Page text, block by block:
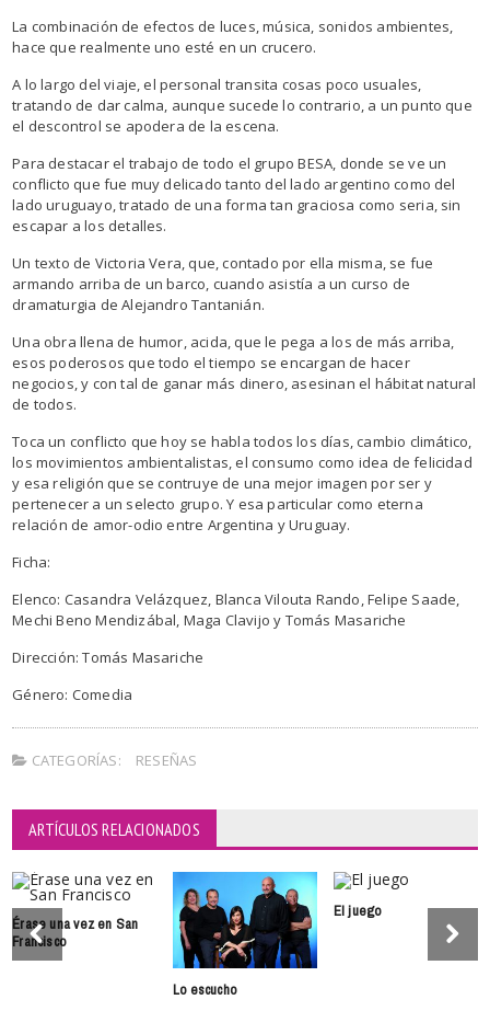
La combinación de efectos de luces, música, sonidos ambientes,
hace que realmente uno esté en un crucero.
A lo largo del viaje, el personal transita cosas poco usuales,
tratando de dar calma, aunque sucede lo contrario, a un punto que
el descontrol se apodera de la escena.
Para destacar el trabajo de todo el grupo BESA, donde se ve un
conflicto que fue muy delicado tanto del lado argentino como del
lado uruguayo, tratado de una forma tan graciosa como seria, sin
escapar a los detalles.
Un texto de Victoria Vera, que, contado por ella misma, se fue
armando arriba de un barco, cuando asistía a un curso de
dramaturgia de Alejandro Tantanián.
Una obra llena de humor, acida, que le pega a los de más arriba,
esos poderosos que todo el tiempo se encargan de hacer
negocios, y con tal de ganar más dinero, asesinan el hábitat natural
de todos.
Toca un conflicto que hoy se habla todos los días, cambio climático,
los movimientos ambientalistas, el consumo como idea de felicidad
y esa religión que se contruye de una mejor imagen por ser y
pertenecer a un selecto grupo. Y esa particular como eterna
relación de amor-odio entre Argentina y Uruguay.
Ficha:
Elenco: Casandra Velázquez, Blanca Vilouta Rando, Felipe Saade,
Mechi Beno Mendizábal, Maga Clavijo y Tomás Masariche
Dirección: Tomás Masariche
Género: Comedia
CATEGORÍAS: RESEÑAS
ARTÍCULOS RELACIONADOS
Érase una vez en San
Francisco
Lo escucho
El juego